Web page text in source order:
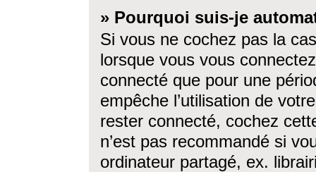
» Pourquoi suis-je
Si vous ne cochez pas la
lorsque vous vous
connecté que pour une
empêche l’utilisation de
rester connecté, cochez
n’est pas recommandé si
ordinateur partagé, ex.